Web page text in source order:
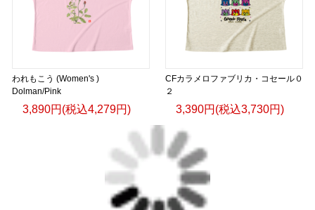
われもこう (Women's )
Dolman/Pink
3,890円(税込4,279円)
CFカラメロファブリカ・コセール０
２
3,390円(税込3,730円)